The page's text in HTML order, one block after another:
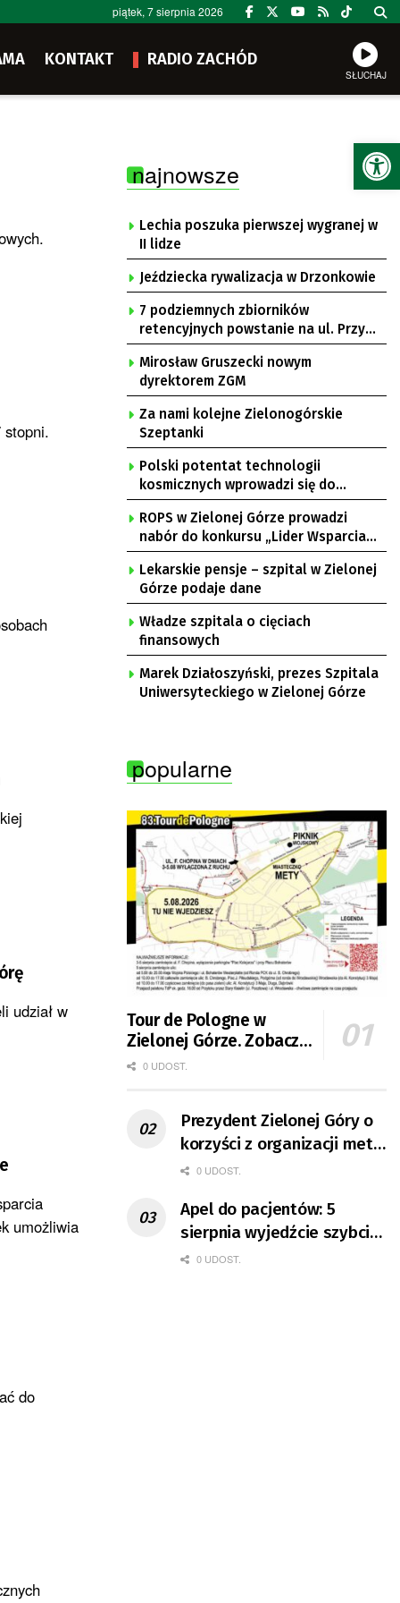
piątek, 7 sierpnia 2026
KONTAKT RADIO ZACHÓD
SŁUCHAJ
stopni.
udział w
umożliwia
do
najnowsze
Lechia poszuka pierwszej wygranej w
II lidze
Jeździecka rywalizacja w Drzonkowie
7 podziemnych zbiorników
retencyjnych powstanie na ul. Przy
Gazowni
Mirosław Gruszecki nowym
dyrektorem ZGM
Za nami kolejne Zielonogórskie
Szeptanki
Polski potentat technologii
kosmicznych wprowadzi się do
Zielonej Góry
ROPS w Zielonej Górze prowadzi
nabór do konkursu „Lider Wsparcia
Seniora”
Lekarskie pensje – szpital w Zielonej
Górze podaje dane
Władze szpitala o cięciach
finansowych
Marek Działoszyński, prezes Szpitala
Uniwersyteckiego w Zielonej Górze
popularne
Tour de Pologne w
Zielonej Górze. Zobacz
zmiany w organizacji
0 UDOST.
Prezydent Zielonej Góry o
korzyści z organizacji mety
Tour de Pologne
0 UDOST.
Apel do pacjentów: 5
sierpnia wyjedźcie szybciej
z domów
0 UDOST.